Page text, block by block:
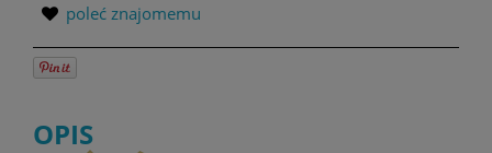
poleć znajomemu
OPIS